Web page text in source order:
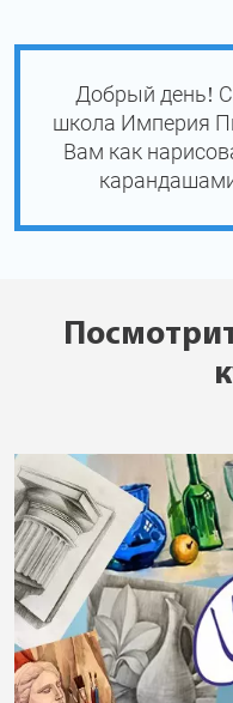
Добрый день!
школа Империя
Вам как